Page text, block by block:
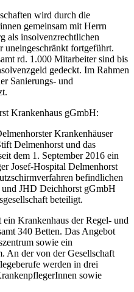
wird durch die
gemeinsam mit Herrn
als insolvenzrechtlichen
uneingeschränkt fortgeführt.
rd. 1.000 Mitarbeiter sind bis
gedeckt. Im Rahmen
Sanierungs- und
Krankenhaus gGmbH:
Krankenhäuser
Delmenhorst und das
dem 1. September 2016 ein
Josef-Hospital Delmenhorst
befindlichen
JHD Deichhorst gGmbH
beteiligt.
Krankenhaus der Regel- und
340 Betten. Das Angebot
sowie ein
An der von der Gesellschaft
werden in drei
sowie